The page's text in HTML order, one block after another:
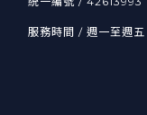
服務時間 / 週一至週